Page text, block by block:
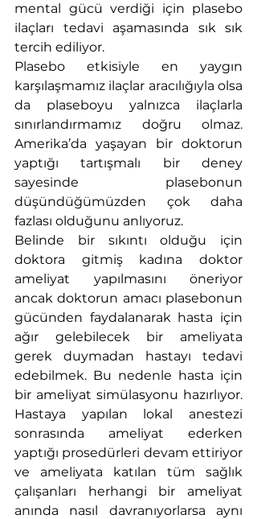
mental gücü verdiği için plasebo
ilaçları tedavi aşamasında sık sık
tercih ediliyor.
Plasebo etkisiyle en yaygın
karşılaşmamız ilaçlar aracılığıyla olsa
da plaseboyu yalnızca ilaçlarla
sınırlandırmamız doğru olmaz.
Amerika’da yaşayan bir doktorun
yaptığı tartışmalı bir deney
sayesinde plasebonun
düşündüğümüzden çok daha
fazlası olduğunu anlıyoruz.
Belinde bir sıkıntı olduğu için
doktora gitmiş kadına doktor
ameliyat yapılmasını öneriyor
ancak doktorun amacı plasebonun
gücünden faydalanarak hasta için
ağır gelebilecek bir ameliyata
gerek duymadan hastayı tedavi
edebilmek. Bu nedenle hasta için
bir ameliyat simülasyonu hazırlıyor.
Hastaya yapılan lokal anestezi
sonrasında ameliyat ederken
yaptığı prosedürleri devam ettiriyor
ve ameliyata katılan tüm sağlık
çalışanları herhangi bir ameliyat
anında nasıl davranıyorlarsa aynı